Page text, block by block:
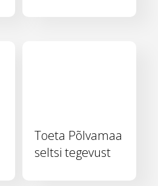
Toeta Põlvamaa
seltsi tegevust